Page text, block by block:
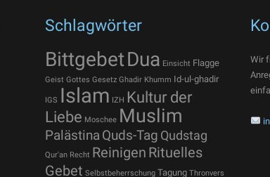
Schlagwörter
BittgebetDua Einsicht Flagge
Geist Gottes Gesetz Ghadir Khumm Id-ul-ghadir
IGS Islam IZH Kultur der
Liebe Moschee Muslim
Palästina Quds-Tag Qudstag
Qur'an Recht Reinigen Rituelles
Gebet Selbstbeherrschung Tagung Thronvers
Wir